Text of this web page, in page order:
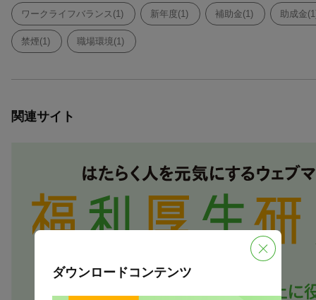
ワークライフバランス(1) 新年度(1) 補助金(1) 助成金
禁煙(1) 職場環境(1)
関連サイト
ダウンロードコンテンツ